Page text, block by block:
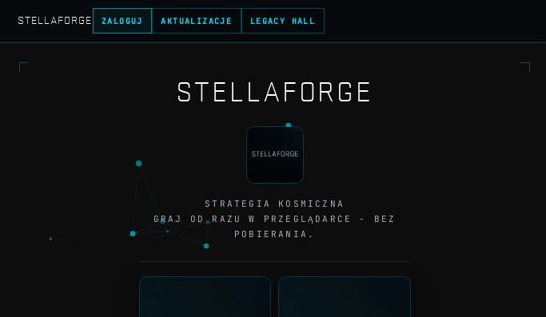
STELLAFORGE ZALOGUJ AKTUALIZACJE LEGACY HALL
Stellaforge - Kosmiczne MMO
STELLAFORGE
STRATEGIA KOSMICZNA
GRAJ OD RAZU W PRZEGLĄDARCE - BEZ
POBIERANIA.